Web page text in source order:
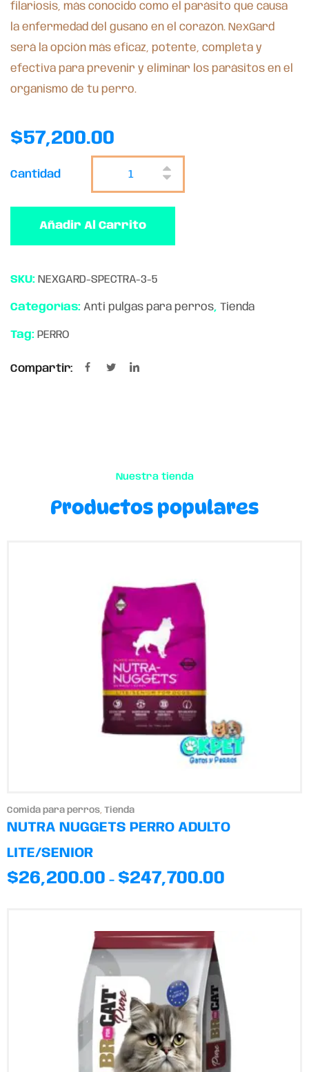
filariosis, más conocido como el parásito que causa
la enfermedad del gusano en el corazón. NexGard
será la opción más eficaz, potente, completa y
efectiva para prevenir y eliminar los parásitos en el
organismo de tu perro.
$57,200.00
Cantidad
Añadir Al Carrito
SKU: NEXGARD-SPECTRA-3-5
Categorías: Anti pulgas para perros, Tienda
Tag: PERRO
Compartir:
Nuestra tienda
Productos populares
Comida para perros, Tienda
NUTRA NUGGETS PERRO ADULTO
LITE/SENIOR
$26,200.00 - $247,700.00